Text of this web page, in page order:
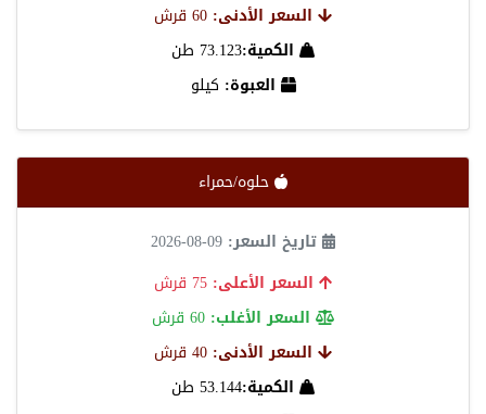
السعر الأدنى:
الكمية:73.123 طن
العبوة: كيلو
حلوه/حمراء
تاريخ السعر: 09-08-2026
السعر الأعلى: 75 قرش
السعر الأغلب: 60 قرش
السعر الأدنى:
الكمية:53.144 طن